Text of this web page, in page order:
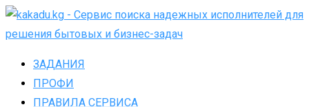
Skip
to
ЗАДАНИЯ
ПРОФИ
ПРАВИЛА СЕРВИСА